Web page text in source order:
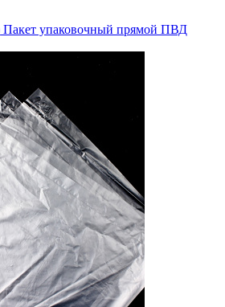
Пакет упаковочный прямой ПВД